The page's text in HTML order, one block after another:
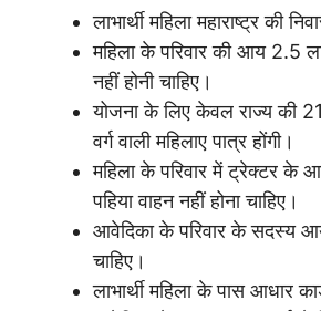
लाभार्थी महिला महाराष्ट्र की
महिला के परिवार की आय 2.5
नहीं होनी चाहिए।
योजना के लिए केवल राज्य की
वर्ग वाली महिलाए पात्र होंगी।
महिला के परिवार में ट्रेक्टर के
पहिया वाहन नहीं होना चाहिए।
आवेदिका के परिवार के सदस्य
चाहिए।
लाभार्थी महिला के पास आधार